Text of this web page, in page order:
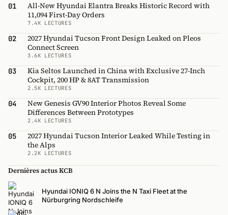
01
All-New Hyundai Elantra Breaks Historic Record with
11,094 First-Day Orders
7.4K LECTURES
02
2027 Hyundai Tucson Front Design Leaked on Pleos
Connect Screen
3.6K LECTURES
03
Kia Seltos Launched in China with Exclusive 27-Inch
Cockpit, 200 HP & 8AT Transmission
2.5K LECTURES
04
New Genesis GV90 Interior Photos Reveal Some
Differences Between Prototypes
2.4K LECTURES
05
2027 Hyundai Tucson Interior Leaked While Testing in
the Alps
2.2K LECTURES
Dernières actus KCB
Hyundai IONIQ 6 N Joins the N Taxi Fleet at the
Nürburgring Nordschleife